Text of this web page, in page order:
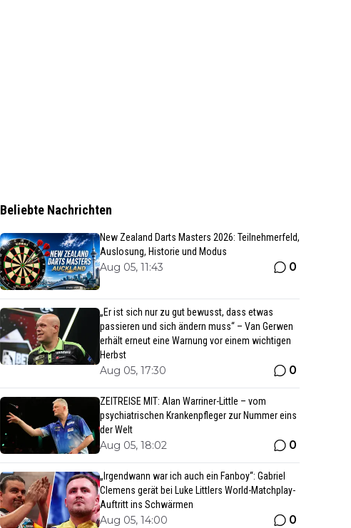
Beliebte Nachrichten
New Zealand Darts Masters 2026: Teilnehmerfeld,
Auslosung, Historie und Modus
Aug 05, 11:43 0
„Er ist sich nur zu gut bewusst, dass etwas
passieren und sich ändern muss“ – Van Gerwen
erhält erneut eine Warnung vor einem wichtigen
Herbst
Aug 05, 17:30 0
ZEITREISE MIT: Alan Warriner-Little – vom
psychiatrischen Krankenpfleger zur Nummer eins
der Welt
Aug 05, 18:02 0
„Irgendwann war ich auch ein Fanboy“: Gabriel
Clemens gerät bei Luke Littlers World-Matchplay-
Auftritt ins Schwärmen
Aug 05, 14:00 0